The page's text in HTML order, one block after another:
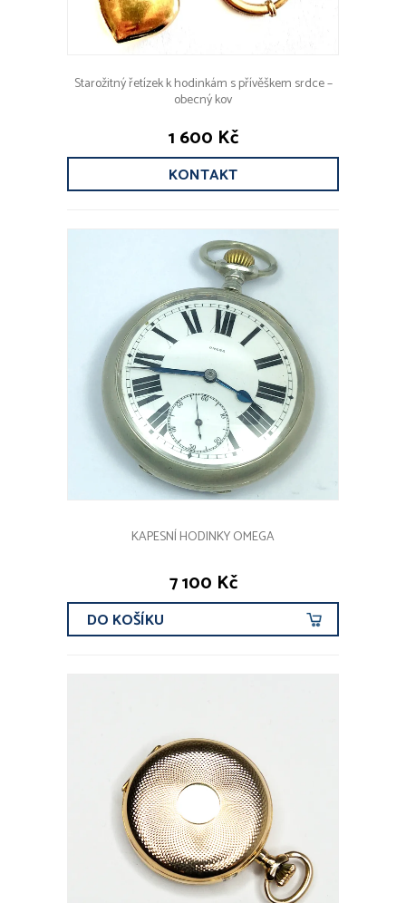
Starožitný řetízek k hodinkám s přívěškem srdce –
obecný kov
1 600 Kč
KONTAKT
KAPESNÍ HODINKY OMEGA
7 100 Kč
DO KOŠÍKU